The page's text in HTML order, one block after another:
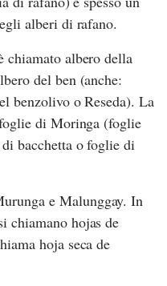
alberi di rafano.
albero della
del ben (anche:
benzolivo o Reseda). La
di Moringa (foglie
bacchetta o foglie di
e Malunggay. In
chiamano hojas de
hoja seca de